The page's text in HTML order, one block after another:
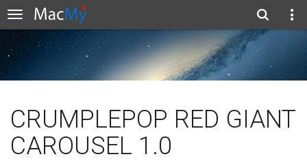
CRUMPLEPOP RED GIANT
CAROUSEL 1.0